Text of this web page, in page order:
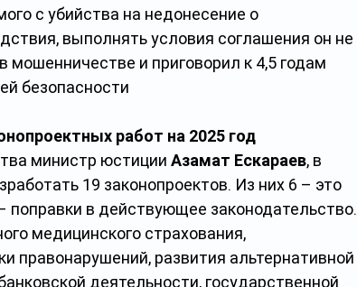
с убийства на недонесение о
выполнять условия соглашения он не
и приговорил к 4,5 годам
безопасности
работ на 2025 год
министр юстиции Азамат Ескараев, в
19 законопроектов. Из них 6 – это
поправки в действующее законодательство.
медицинского страхования,
правонарушений, развития альтернативной
деятельности, государственной